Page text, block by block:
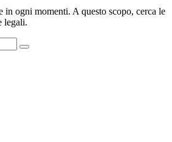
in ogni momenti. A questo scopo, cerca le
legali.